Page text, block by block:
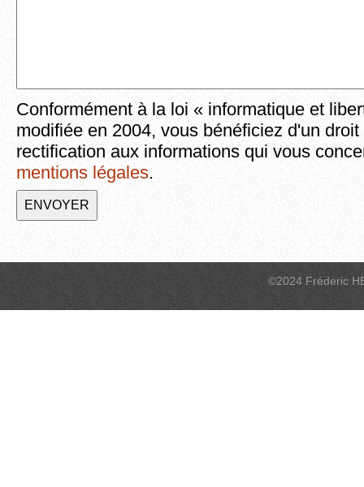
Conformément à la loi « informatique et
modifiée en 2004, vous bénéficiez d'un
rectification aux informations qui vous
mentions légales.
©2024 Fréderic